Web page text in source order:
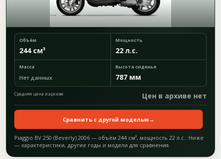
Объём
244 см³
Мощность
22 л.с.
Масса
Нет данных
Высота сиденья
787 мм
Средняя цена в архиве Цен в архиве нет
Сравнить с другой моделью →
Piaggio BV 250 (Beverly) 2006 — объём 244 см³, мощность 22 л.с.. Ниже
— характеристики, другие годы и модели для сравнения.